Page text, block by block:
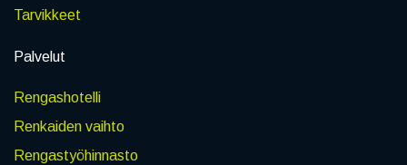
Tarvikkeet
Palvelut
Rengashotelli
Renkaiden vaihto
Rengastyöhinnasto